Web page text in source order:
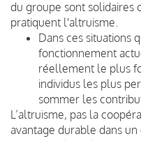
du groupe sont solidaires
pratiquent l'altruisme.
Dans ces situations
fonctionnement
réellement le plus
individus les plus
sommer les
L’altruisme, pas la
avantage durable dans